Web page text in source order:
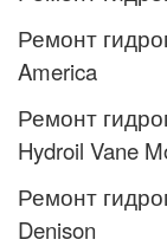
Ремонт
America
Ремонт
Hydroil Vane
Ремонт
Denison